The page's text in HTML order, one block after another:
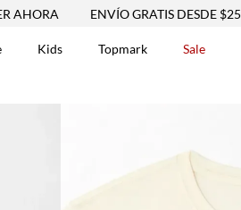
ENVÍO GRATIS DESDE $250.000
Kids Topmark Sale